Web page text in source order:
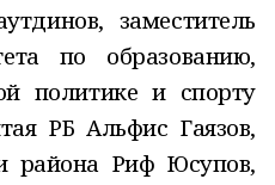
заместитель
по образованию,
политике и спорту
РБ Альфис Гаязов,
района Риф Юсупов,